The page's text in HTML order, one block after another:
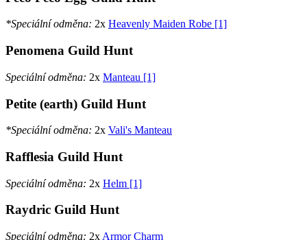
*Speciální odměna: 2x Heavenly Maiden Robe [1]
Penomena Guild Hunt
Speciální odměna: 2x Manteau [1]
Petite (earth) Guild Hunt
*Speciální odměna: 2x Vali's Manteau
Rafflesia Guild Hunt
Speciální odměna: 2x Helm [1]
Raydric Guild Hunt
Speciální odměna: 2x Armor Charm